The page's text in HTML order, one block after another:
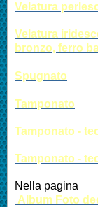
Velatura
Velatura
bronzo, ferro
Spugnato
Tamponato
Tamponato -
Tamponato -
Nella pagina
Album Foto